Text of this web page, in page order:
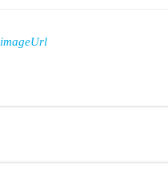
imageUrl